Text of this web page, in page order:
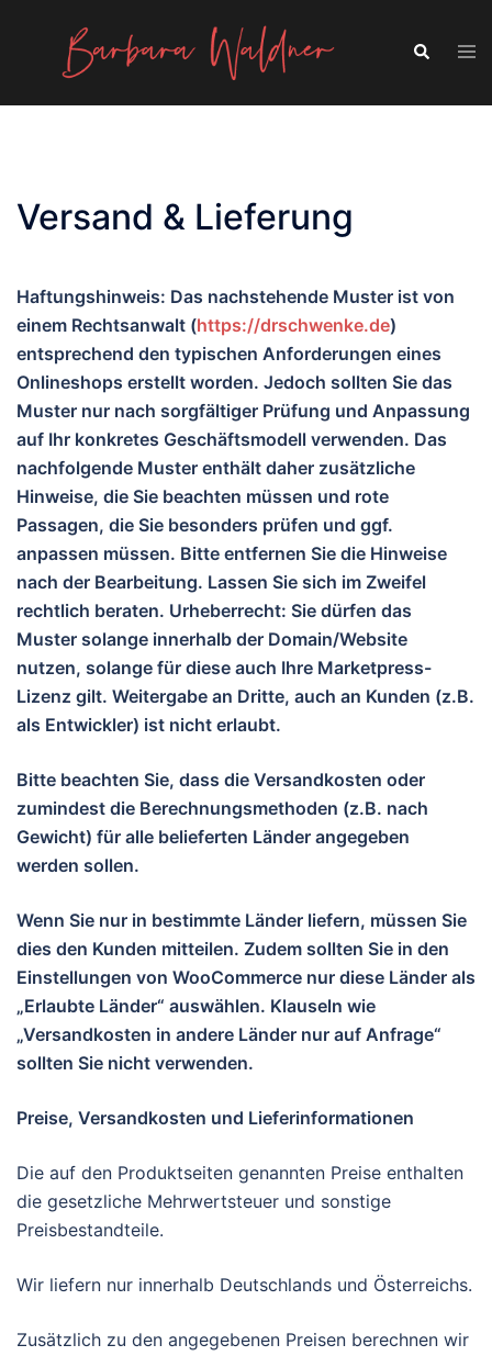
content
Search
Versand & Lieferung
Haftungshinweis: Das nachstehende Muster ist von
einem Rechtsanwalt (https://drschwenke.de)
entsprechend den typischen Anforderungen eines
Onlineshops erstellt worden. Jedoch sollten Sie das
Muster nur nach sorgfältiger Prüfung und Anpassung
auf Ihr konkretes Geschäftsmodell verwenden. Das
nachfolgende Muster enthält daher zusätzliche
Hinweise, die Sie beachten müssen und rote
Passagen, die Sie besonders prüfen und ggf.
anpassen müssen. Bitte entfernen Sie die Hinweise
nach der Bearbeitung. Lassen Sie sich im Zweifel
rechtlich beraten. Urheberrecht: Sie dürfen das
Muster solange innerhalb der Domain/Website
nutzen, solange für diese auch Ihre Marketpress-
Lizenz gilt. Weitergabe an Dritte, auch an Kunden (z.B.
als Entwickler) ist nicht erlaubt.
Bitte beachten Sie, dass die Versandkosten oder
zumindest die Berechnungsmethoden (z.B. nach
Gewicht) für alle belieferten Länder angegeben
werden sollen.
Wenn Sie nur in bestimmte Länder liefern, müssen Sie
dies den Kunden mitteilen. Zudem sollten Sie in den
Einstellungen von WooCommerce nur diese Länder als
„Erlaubte Länder“ auswählen. Klauseln wie
„Versandkosten in andere Länder nur auf Anfrage“
sollten Sie nicht verwenden.
Preise, Versandkosten und Lieferinformationen
Die auf den Produktseiten genannten Preise enthalten
die gesetzliche Mehrwertsteuer und sonstige
Preisbestandteile.
Wir liefern nur innerhalb Deutschlands und Österreichs.
Zusätzlich zu den angegebenen Preisen berechnen wir